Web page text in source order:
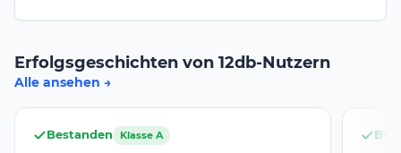
Erfolgsgeschichten von 12db-Nutzern
Alle ansehen
Bestanden Klasse A